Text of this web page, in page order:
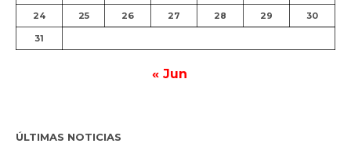
24 25 26 27 28 29 30
31
« Jun
ÚLTIMAS NOTICIAS